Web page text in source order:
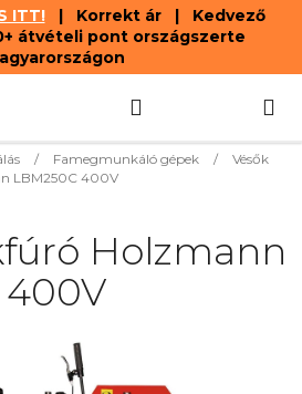
ITT!| Korrekt ár | Kedvező
átvételi pont országszerte
KOSÁR
/ Famegmunkáló gépek /
Vésők
LBM250C 400V
Holzmann
400V